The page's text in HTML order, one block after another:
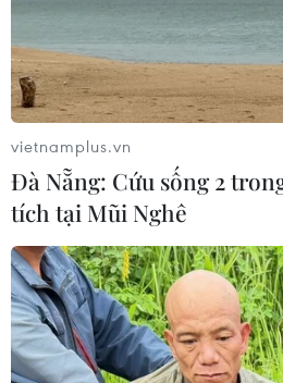
Phần Lan hiện đại hóa
vietnamplus.vn
Đà Nẵng: Cứu sống 2
tích tại Mũi Nghê